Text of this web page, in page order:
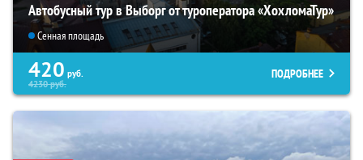
Автобусный тур в Выборг от туроператора «ХохломаТур»
Сенная площадь
420 руб.
4230руб.
ПОДРОБНЕЕ